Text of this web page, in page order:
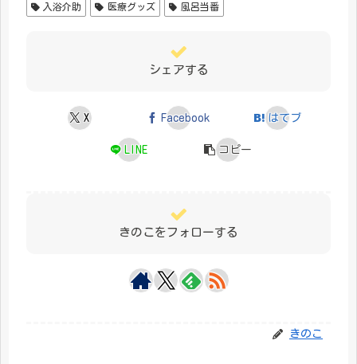
入浴介助 医療グッズ 風呂当番
シェアする
X Facebook はてブ
LINE コピー
きのこをフォローする
きのこ